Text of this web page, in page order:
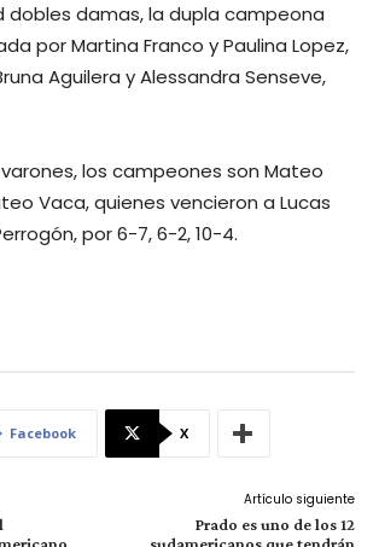
dobles damas, la dupla campeona
por Martina Franco y Paulina Lopez,
Aguilera y Alessandra Senseve,
los campeones son Mateo
Vaca, quienes vencieron a Lucas
por 6-7, 6-2, 10-4.
Facebook X
Artículo siguiente
Prado es uno de los 12